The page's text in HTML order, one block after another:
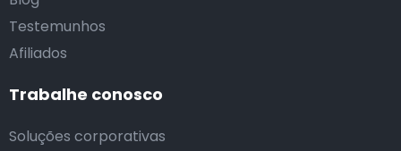
Testemunhos
Afiliados
Trabalhe conosco
Soluções corporativas